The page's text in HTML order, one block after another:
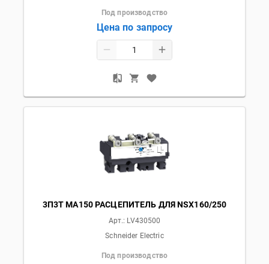
Под производство
Цена по запросу
3П3T MA150 РАСЦЕПИТЕЛЬ ДЛЯ NSX160/250
Арт.: LV430500
Schneider Electric
Под производство